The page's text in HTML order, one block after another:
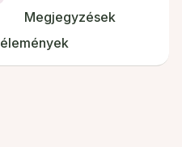
Megjegyzések